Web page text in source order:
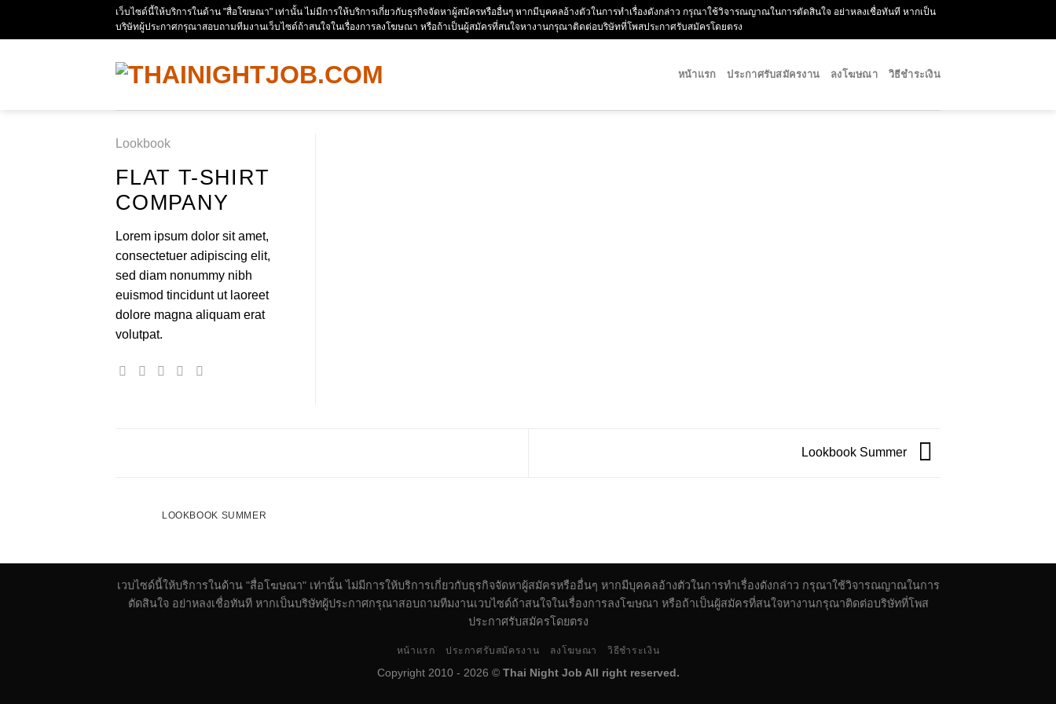
เว็บไซด์นี้ให้บริการในด้าน "สื่อโฆษณา" เท่านั้น ไม่มีการให้บริการเกี่ยวกับธุรกิจจัดหาผู้สมัครหรืออื่นๆ หากมีบุคคลอ้างตัวในการทำเรื่องดังกล่าว กรุณาใช้วิจารณญาณในการตัดสินใจ อย่าหลงเชื่อทันที หากเป็น
บริษัทผู้ประกาศกรุณาสอบถามทีมงานเว็บไซด์ถ้าสนใจในเรื่องการลงโฆษณา หรือถ้าเป็นผู้สมัครที่สนใจหางานกรุณาติดต่อบริษัทที่โพสประกาศรับสมัครโดยตรง
หน้าแรก ประกาศรับสมัครงาน ลงโฆษณา วิธีชำระเงิน
Lookbook
FLAT T-SHIRT
COMPANY
Lorem ipsum dolor sit amet,
consectetuer adipiscing elit,
sed diam nonummy nibh
euismod tincidunt ut laoreet
dolore magna aliquam erat
volutpat.
Lookbook Summer
LOOKBOOK SUMMER
เวบไซด์นี้ให้บริการในด้าน "สื่อโฆษณา" เท่านั้น ไม่มีการให้บริการเกี่ยวกับธุรกิจจัดหาผู้สมัครหรืออื่นๆ หากมีบุคคลอ้างตัวในการทำเรื่องดังกล่าว กรุณาใช้วิจารณญาณในการ
ตัดสินใจ อย่าหลงเชื่อทันที หากเป็นบริษัทผู้ประกาศกรุณาสอบถามทีมงานเวบไซด์ถ้าสนใจในเรื่องการลงโฆษณา หรือถ้าเป็นผู้สมัครที่สนใจหางานกรุณาติดต่อบริษัทที่โพส
ประกาศรับสมัครโดยตรง
หน้าแรก ประกาศรับสมัครงาน ลงโฆษณา วิธีชำระเงิน
Copyright 2010 - 2026 © Thai Night Job All right reserved.